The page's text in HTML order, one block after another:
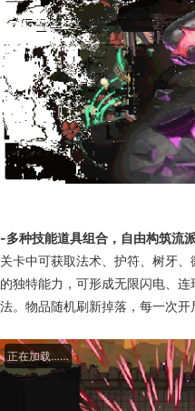
-多种技能道具组合，自由构筑流
关卡中可获取法术、护符、树牙
的独特能力，可形成无限闪电、
法。物品随机刷新掉落，每一次开
正在加载……